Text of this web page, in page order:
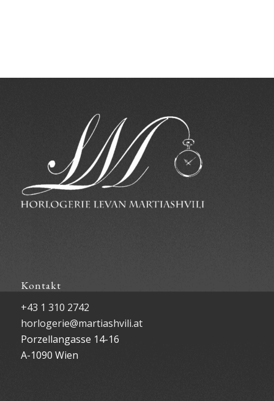
Kontakt
+43 1 310 2742
horlogerie@martiashvili.at
Porzellangasse 14-16
A-1090 Wien